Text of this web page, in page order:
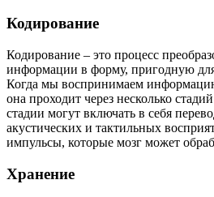
Кодирование
Кодирование – это процесс
информации в форму, пригодную
Когда мы воспринимаем
она проходит через несколько
стадии могут включать в себя
акустических и тактильных
импульсы, которые мозг может
Хранение